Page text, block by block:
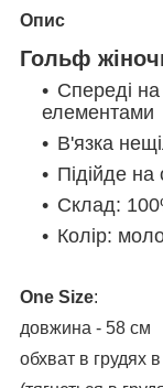
Опис
Гольф
Спереді
елементами
В'язка
Підійде
Склад:
Колір:
One Size:
довжина - 58 см
обхват в грудях